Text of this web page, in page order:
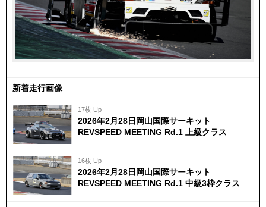
新着走行画像
17枚 Up
2026年2月28日岡山国際サーキット
REVSPEED MEETING Rd.1 上級クラス
16枚 Up
2026年2月28日岡山国際サーキット
REVSPEED MEETING Rd.1 中級3枠クラス